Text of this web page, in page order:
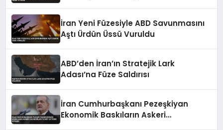
İran Yeni Füzesiyle ABD Savunmasını
Aştı Ürdün Üssü Vuruldu
ABD’den İran’ın Stratejik Lark
Adası’na Füze Saldırısı
İran Cumhurbaşkanı Pezeşkiyan
Ekonomik Baskıların Askeri